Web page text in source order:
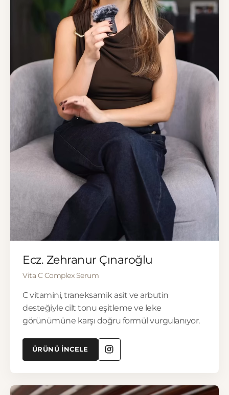
▶
Ecz. Zehranur Çınaroğlu
Vita C Complex Serum
C vitamini, traneksamik asit ve arbutin
desteğiyle cilt tonu eşitleme ve leke
görünümüne karşı doğru formül vurgulanıyor.
ÜRÜNÜ İNCELE